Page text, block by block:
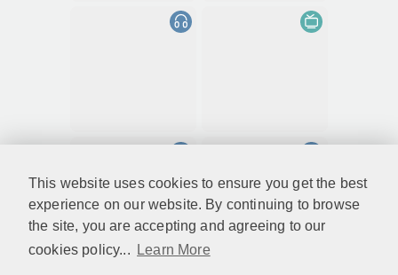
This website uses cookies to ensure you get the best
experience on our website. By continuing to browse
the site, you are accepting and agreeing to our
cookies policy...
Learn More